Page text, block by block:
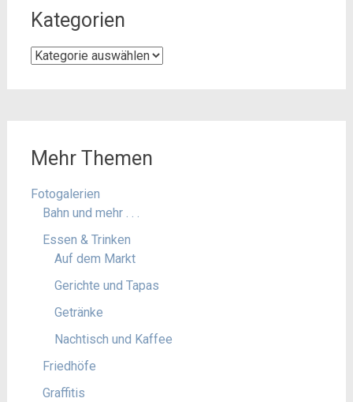
Kategorien
Kategorien
Mehr Themen
Fotogalerien
Bahn und mehr . . .
Essen & Trinken
Auf dem Markt
Gerichte und Tapas
Getränke
Nachtisch und Kaffee
Friedhöfe
Graffitis